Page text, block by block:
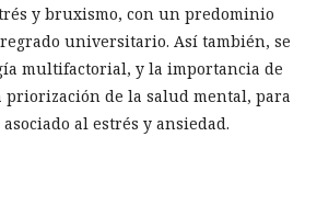
y bruxismo, con un predominio
universitario. Así también, se
multifactorial, y la importancia de
de la salud mental, para
al estrés y ansiedad.